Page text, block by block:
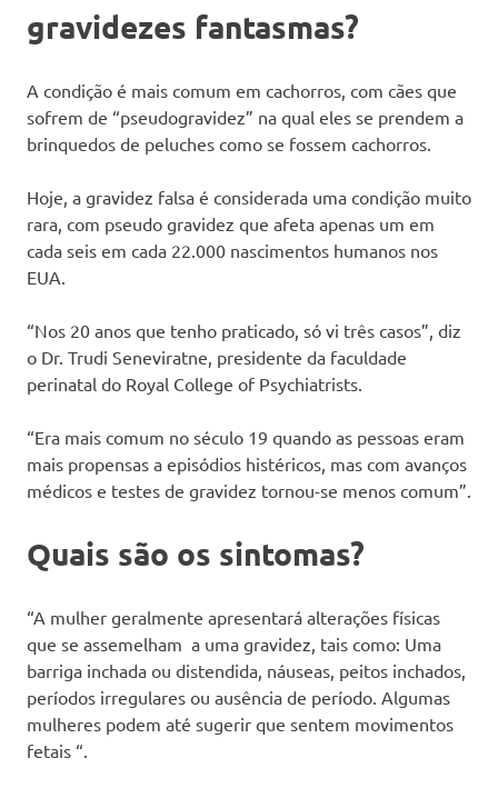
gravidezes fantasmas?
A condição é mais comum em cachorros, com cães que
sofrem de “pseudogravidez” na qual eles se prendem a
brinquedos de peluches como se fossem cachorros.
Hoje, a gravidez falsa é considerada uma condição muito
rara, com pseudo gravidez que afeta apenas um em
cada seis em cada 22.000 nascimentos humanos nos
EUA.
“Nos 20 anos que tenho praticado, só vi três casos”, diz
o Dr. Trudi Seneviratne, presidente da faculdade
perinatal do Royal College of Psychiatrists.
“Era mais comum no século 19 quando as pessoas eram
mais propensas a episódios histéricos, mas com avanços
médicos e testes de gravidez tornou-se menos comum”.
Quais são os sintomas?
“A mulher geralmente apresentará alterações físicas
que se assemelham a uma gravidez, tais como: Uma
barriga inchada ou distendida, náuseas, peitos inchados,
períodos irregulares ou ausência de período. Algumas
mulheres podem até sugerir que sentem movimentos
fetais “.